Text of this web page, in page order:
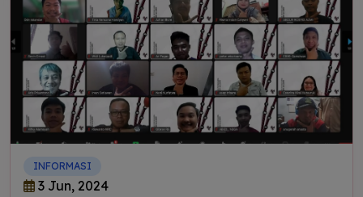
INFORMASI
3 Jun, 2024